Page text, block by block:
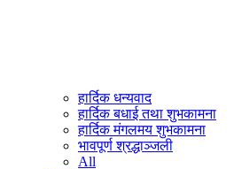
हार्दिक धन्यवाद
हार्दिक बधाई तथा शुभकामना
हार्दिक मंगलमय शुभकामना
भावपूर्ण श्रद्धाञ्जली
All